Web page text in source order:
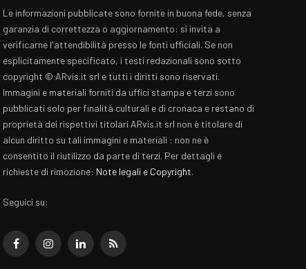
Le informazioni pubblicate sono fornite in buona fede, senza
garanzia di correttezza o aggiornamento: si invita a
verificarne l'attendibilità presso le fonti ufficiali. Se non
esplicitamente specificato, i testi redazionali sono sotto
copyright © ARvis.it srl e tutti i diritti sono riservati.
Immagini e materiali forniti da uffici stampa e terzi sono
pubblicati solo per finalità culturali e di cronaca e restano di
proprietà dei rispettivi titolari ARvis.it srl non è titolare di
alcun diritto su tali immagini e materiali : non ne è
consentito il riutilizzo da parte di terzi. Per dettagli e
richieste di rimozione: Note legali e Copyright.
Seguici su:
FacebookInstagramLinkedInRSS